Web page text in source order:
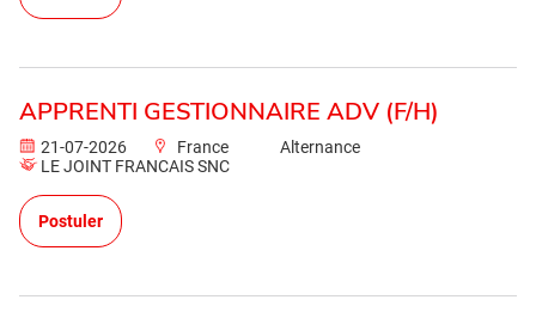
APPRENTI GESTIONNAIRE ADV (F/H)
21-07-2026 France
Alternance
LE JOINT FRANCAIS SNC
Postuler